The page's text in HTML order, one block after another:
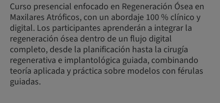
Curso presencial enfocado en Regeneración Ósea en
Maxilares Atróficos, con un abordaje 100 % clínico y
digital. Los participantes aprenderán a integrar la
regeneración ósea dentro de un flujo digital
completo, desde la planificación hasta la cirugía
regenerativa e implantológica guiada, combinando
teoría aplicada y práctica sobre modelos con férulas
guiadas.